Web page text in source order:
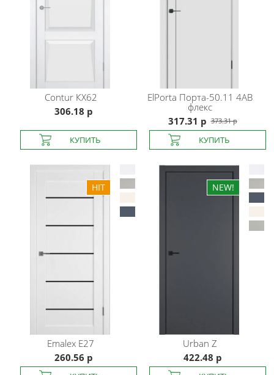
ConturКХ62
306.18 р
ElPorta Порта-50.11 4AB
флекс
317.31 р 373.31 р
Emalex E27
260.56 р
Urban Z
422.48 р